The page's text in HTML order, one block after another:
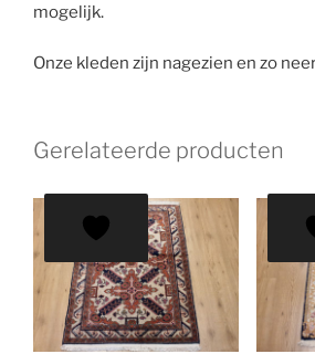
mogelijk.
Onze kleden zijn nagezien en zo
Gerelateerde producten